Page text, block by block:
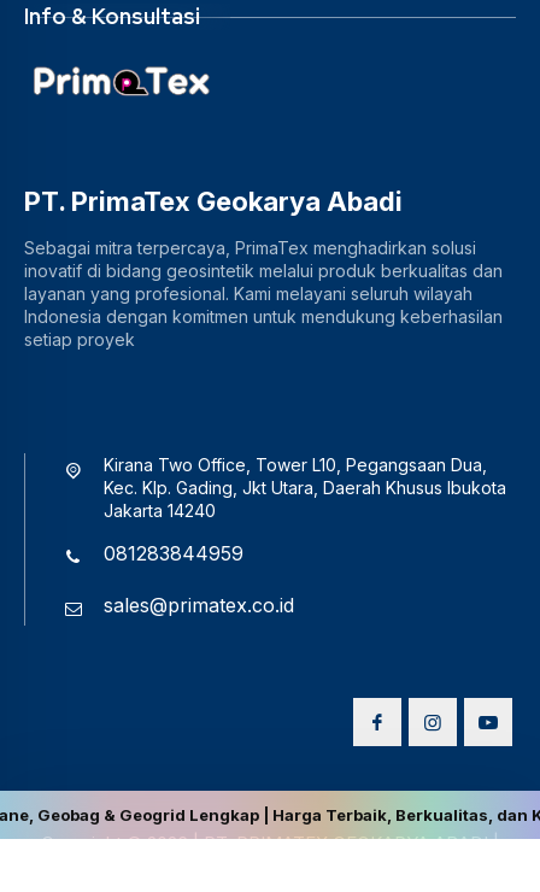
Info & Konsultasi
PT. PrimaTex Geokarya Abadi
Sebagai mitra terpercaya, PrimaTex menghadirkan solusi
inovatif di bidang geosintetik melalui produk berkualitas dan
layanan yang profesional. Kami melayani seluruh wilayah
Indonesia dengan komitmen untuk mendukung keberhasilan
setiap proyek
Kirana Two Office, Tower L10, Pegangsaan Dua,
Kec. Klp. Gading, Jkt Utara, Daerah Khusus Ibukota
Jakarta 14240
081283844959
sales@primatex.co.id
Copyright © 2026|PT. PRIMATEX GEOKARYA ABADI|
& Geogrid Lengkap | Harga Terbaik, Berkualitas, dan